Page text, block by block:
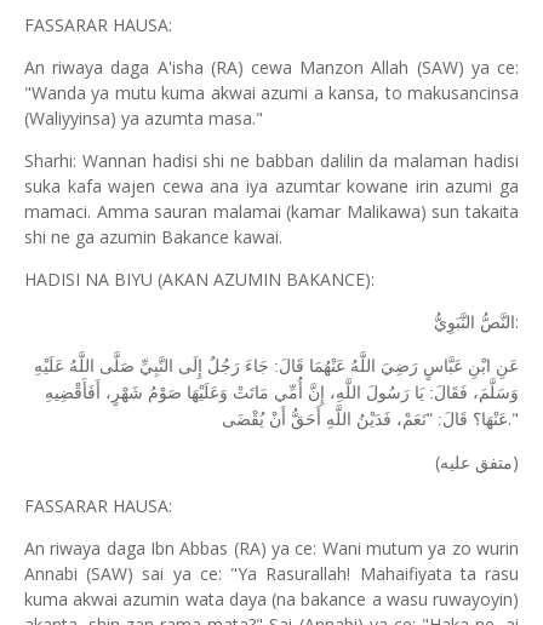
FASSARAR HAUSA:
An riwaya daga A'isha (RA) cewa Manzon Allah (SAW) ya ce:
"Wanda ya mutu kuma akwai azumi a kansa, to makusancinsa
(Waliyyinsa) ya azumta masa."
Sharhi: Wannan hadisi shi ne babban dalilin da malaman hadisi
suka kafa wajen cewa ana iya azumtar kowane irin azumi ga
mamaci. Amma sauran malamai (kamar Malikawa) sun takaita
shi ne ga azumin Bakance kawai.
HADISI NA BIYU (AKAN AZUMIN BAKANCE):
النَّصُّ النَّبَوِيُّ:
عَنِ ابْنِ عَبَّاسٍ رَضِيَ اللَّهُ عَنْهُمَا قَالَ: جَاءَ رَجُلٌ إِلَى النَّبِيِّ صَلَّى اللَّهُ عَلَيْهِ
وَسَلَّمَ، فَقَالَ: يَا رَسُولَ اللَّهِ، إِنَّ أُمِّي مَاتَتْ وَعَلَيْهَا صَوْمُ شَهْرٍ، أَفَأَقْضِيهِ
عَنْهَا؟ قَالَ: "نَعَمْ، فَدَيْنُ اللَّهِ أَحَقُّ أَنْ يُقْضَى."
(متفق عليه)
FASSARAR HAUSA:
An riwaya daga Ibn Abbas (RA) ya ce: Wani mutum ya zo wurin
Annabi (SAW) sai ya ce: "Ya Rasurallah! Mahaifiyata ta rasu
kuma akwai azumin wata daya (na bakance a wasu ruwayoyin)